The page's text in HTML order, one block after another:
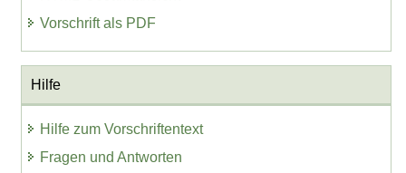
Vorschrift als PDF
Hilfe
Hilfe zum Vorschriftentext
Fragen und Antworten